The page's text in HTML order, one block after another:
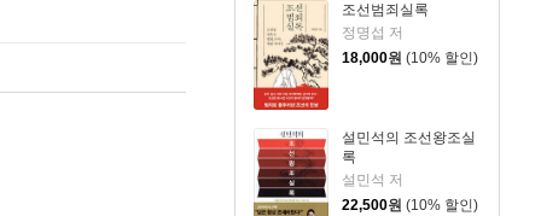
조선범죄실록
정명섭 저
18,000원 (10% 할인)
설민석의 조선왕조실
록
설민석 저
22,500원 (10% 할인)